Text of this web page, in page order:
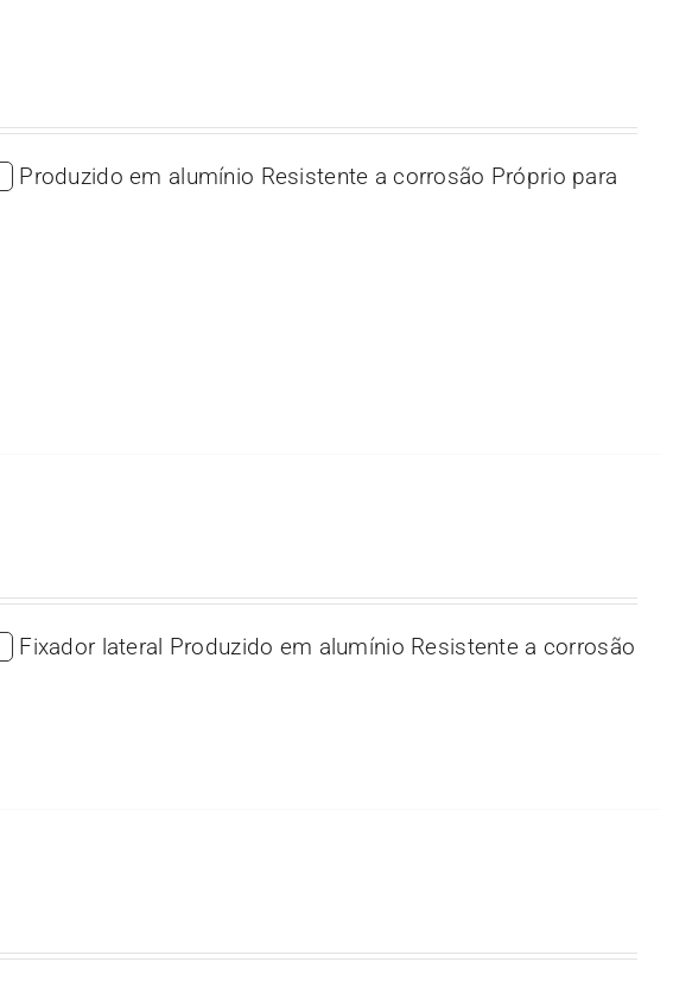
Produzido em alumínio Resistente a corrosão Próprio para
Fixador lateral Produzido em alumínio Resistente a corrosão